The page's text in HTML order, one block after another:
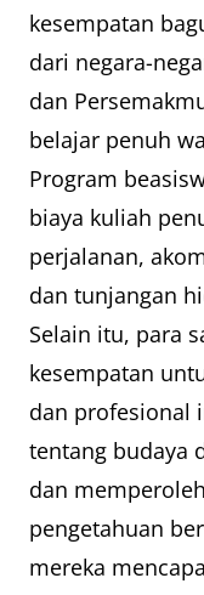
kesempatan
dari negara-
dan
belajar penuh
Program
biaya kuliah
perjalanan,
dan tunjangan
Selain itu, para
kesempatan
dan profesional
tentang budaya
dan
pengetahuan
mereka